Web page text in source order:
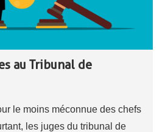
au Tribunal de
le moins méconnue des chefs
les juges du tribunal de